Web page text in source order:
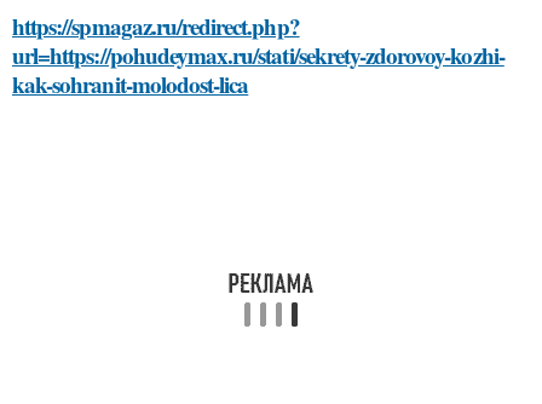
https://spmagaz.ru/redirect.php?
url=https://pohudeymax.ru/stati/sekrety-zdorovoy-kozhi-
kak-sohranit-molodost-lica